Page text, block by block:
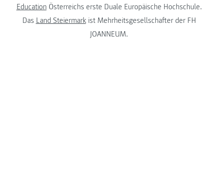
Education Österreichs erste Duale Europäische Hochschule.
Das Land Steiermarkist Mehrheitsgesellschafter der FH
JOANNEUM.